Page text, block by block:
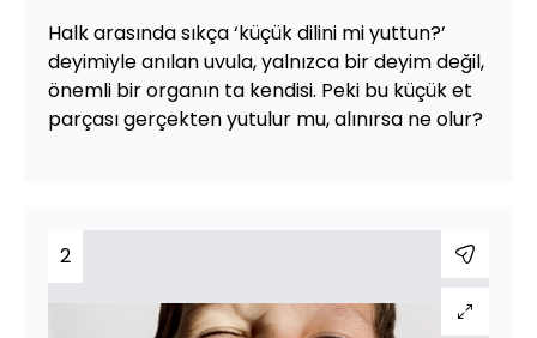
Halk arasında sıkça ‘küçük dilini mi yuttun?’
deyimiyle anılan uvula, yalnızca bir deyim değil,
önemli bir organın ta kendisi. Peki bu küçük et
parçası gerçekten yutulur mu, alınırsa ne olur?
2